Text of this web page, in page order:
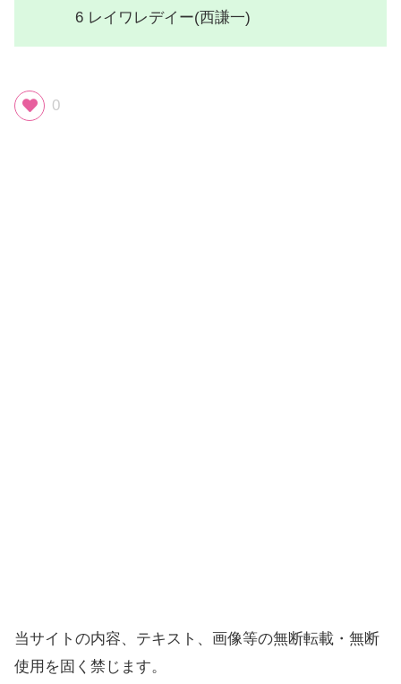
6 レイワレデイー(西謙一)
0
当サイトの内容、テキスト、画像等の無断転載・無断
使用を固く禁じます。